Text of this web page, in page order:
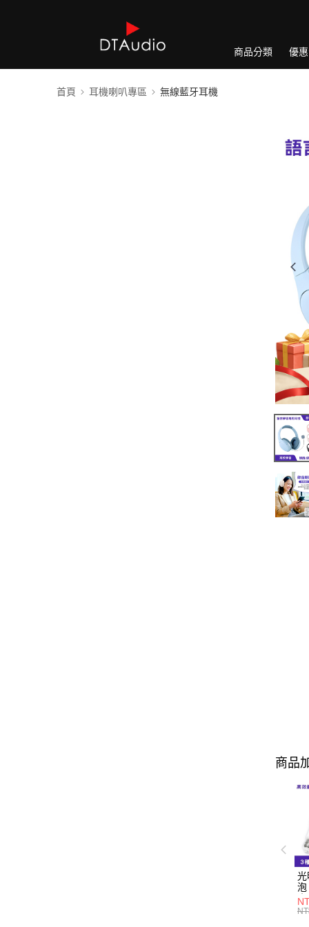
商品分類 優
首頁 耳機喇叭專區 無線藍牙耳機
商品
光
泡
超